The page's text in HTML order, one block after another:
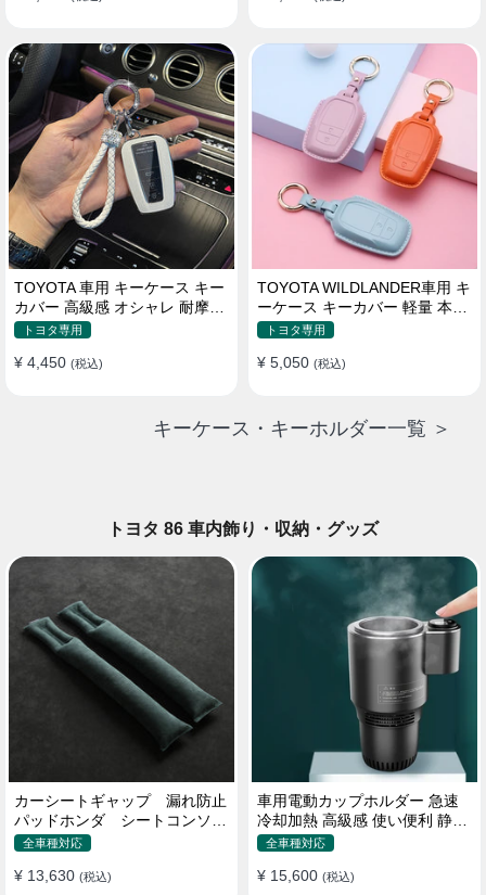
TOYOTA 車用 キーケース キー
カバー 高級感 オシャレ 耐摩耗
耐久性 高品質レザー 傷 汚れ防
トヨタ専用
¥ 4,450 (税込)
TOYOTA WILDLANDER車用 キ
ーケース キーカバー 軽量 本革
かわいい 耐摩耗 耐久性
トヨタ専用
¥ 5,050 (税込)
キーケース・キーホルダー一覧 ＞
トヨタ 86 車内飾り・収納・グッズ
カーシートギャップ 漏れ防止
パッドホンダ シートコンソー
ル 隙間 クッション
全車種対応
¥ 13,630 (税込)
車用電動カップホルダー 急速
冷却加熱 高級感 使い便利 静音
収納 飲み物
全車種対応
¥ 15,600 (税込)